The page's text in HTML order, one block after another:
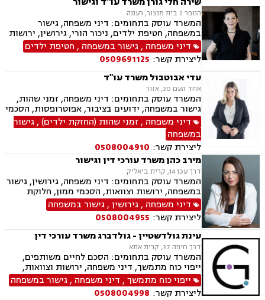
הנופר 2 בית מנצור, רעננה
המשרד עוסק בתחומים: דיני משפחה, גישור
במשפחה, חטיפת ילדים, ניכור הורי, גירושין, ירושות
וצוואות, ייפוי כוח מתמשך, אפוטרופסות, משמורת,
מזונות, אבהות, מעמד אישי, חלוקת רכוש, תיאום
הורי, ידועים בציבור, הסכמי ממון, זמני שהות, הורות
חד מינית, נישואים אזרחיים, חלוקת רכוש
דיני משפחה ,גישור במשפחה , חטיפת ילדים
ליצירת קשר: 0509691125
עדי אבוטבול משרד עו"ד
אחד העם 20, אזור
המשרד עוסק בתחומים: דיני משפחה, זמני שהות,
גישור במשפחה, ידועים בציבור, אפוטרופסות, הסכמי
ממון, אבהות, מזונות, משמורת, גירושין, הורות חד
מינית, נישואים אזרחיים, חלוקת רכוש, מעמד אישי,
תיאום הורי, ניכור הורי, ייפוי כוח מתמשך
דיני משפחה , זמני שהות (החזקת ילדים),גישור
במשפחה
ליצירת קשר: 0508004910
מירב כהן משרד עורכי דין וגישור
דרך עכו 14, קרית ביאליק
המשרד עוסק בתחומים: דיני משפחה, גירושין, גישור
במשפחה, ירושות וצוואות, הסכמי ממון, חלוקת
רכוש, ייפוי כח מתמשך, ניכור הורי, אבהות,
אפוטרופסות, מזונות, משמורת, זמני שהות, ידועים
בציבור, נישואים אזרחיים, העברה בין דורית, חוק
הנוער, אומנה, הורות חד מינית.
דיני משפחה ,גירושין,גישור במשפחה
ליצירת קשר: 0508004955
עינת גולדשטיין - גולדברג משרד עורכי דין
דרך חיפה 37, קרית אתא
המשרד עוסק בתחומים: הסכם לחיים משותפים,
ייפוי כוח מתמשך, דיני משפחה, ירושות וצוואות,
הסכמי ממון, ביטוח לאומי, תעבורה, פשיטת רגל,
חדלות פירעון, הוצאה לפועל
ייפוי כוח מתמשך, דיני משפחה ,גישור במשפחה
ליצירת קשר: 0508004998